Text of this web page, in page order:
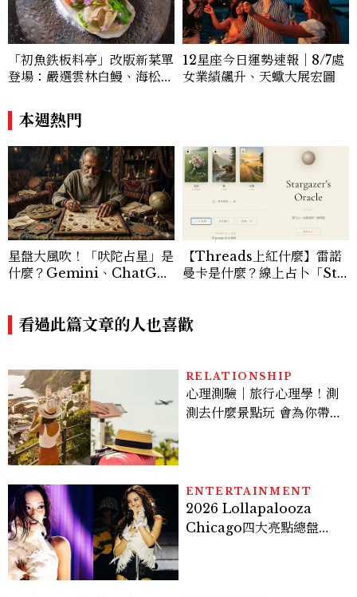
踏上這趟神秘之旅，讓靈魂在愛的擁抱中覺
醒，綻放屬於自己獨特的光芒。
「初魚鉄板料亭」改版新菜單
登場：嚴選雲林白鰻、海松貝
級優惠
12星座今日運勢速報｜8/7處
女業績飆升、天蠍大展宏圖
本週熱門
星盤大風吹！「吠陀占星」是
什麼？Gemini、ChatGP
【Threads上紅什麼】雷諾
曼卡是什麼？線上占卜「Sta
看過此篇文章的人也喜歡
RELATIONSHIP
心理測驗｜旅行心理學！測
測去什麼景點玩 會為你帶來
ENTERTAINMENT
2026 Lollapalooza
Chicago四大亮點總盤